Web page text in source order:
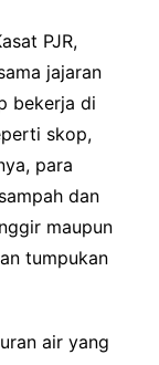
PJR,
jajaran
bekerja di
skop,
para
dan
maupun
tumpukan
air yang